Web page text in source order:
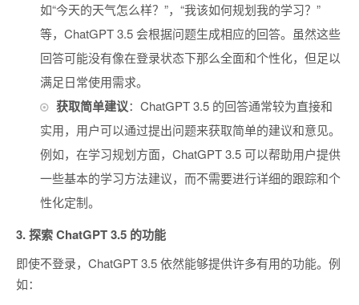
如“今天的天气怎么样？”，“我该如何规划我的学习？”
等，ChatGPT 3.5 会根据问题生成相应的回答。虽然这些
回答可能没有像在登录状态下那么全面和个性化，但足以
满足日常使用需求。
获取简单建议：ChatGPT 3.5 的回答通常较为直接和
实用，用户可以通过提出问题来获取简单的建议和意见。
例如，在学习规划方面，ChatGPT 3.5 可以帮助用户提供
一些基本的学习方法建议，而不需要进行详细的跟踪和个
性化定制。
3.探索 ChatGPT 3.5 的功能
即使不登录，ChatGPT 3.5 依然能够提供许多有用的功能。例
如：